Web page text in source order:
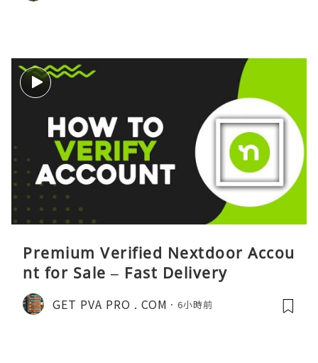
Premium Verified Nextdoor Accou
nt for Sale – Fast Delivery
GET PVA PRO . COM 6小時前